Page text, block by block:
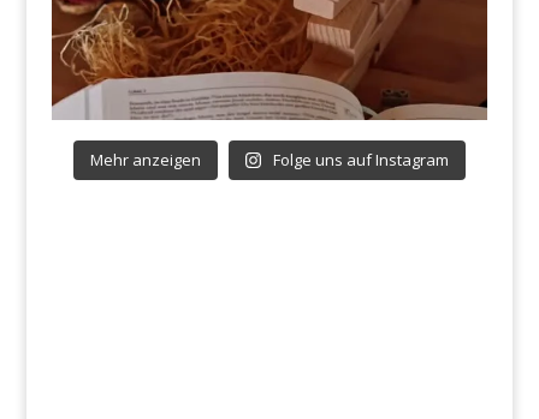
Mehr anzeigen Folge uns auf Instagram